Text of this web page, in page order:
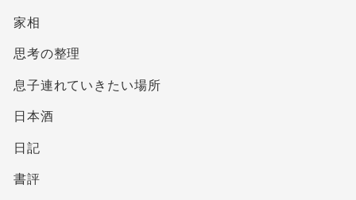
家相
思考の整理
息子連れていきたい場所
日本酒
日記
書評